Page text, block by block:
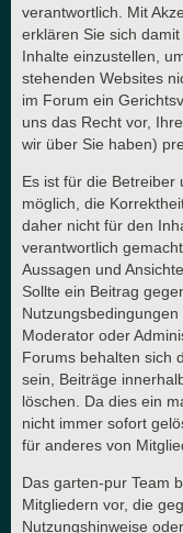
verantwortlich. Mit
erklären Sie sich
Inhalte einzustellen,
stehenden Websites
im Forum ein
uns das Recht vor,
wir über Sie haben)
Es ist für die
möglich, die
daher nicht für den
verantwortlich
Aussagen und
Sollte ein Beitrag
Moderator oder
Forums behalten sich
sein, Beiträge
löschen. Da dies ein
nicht immer sofort
für anderes von
Das garten-pur Team
Mitgliedern vor, die
Nutzungshinweise